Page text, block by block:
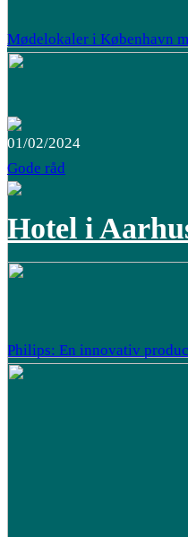
Mødelokaler i København
Philips: En innovativ
01/02/2024
Gode råd
Hotel i